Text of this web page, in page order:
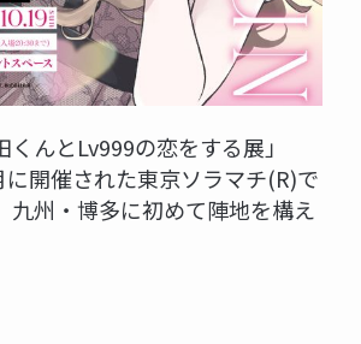
んとLv999の恋をする展」
開催された東京ソラマチ(R)で
九州・博多に初めて陣地を構え